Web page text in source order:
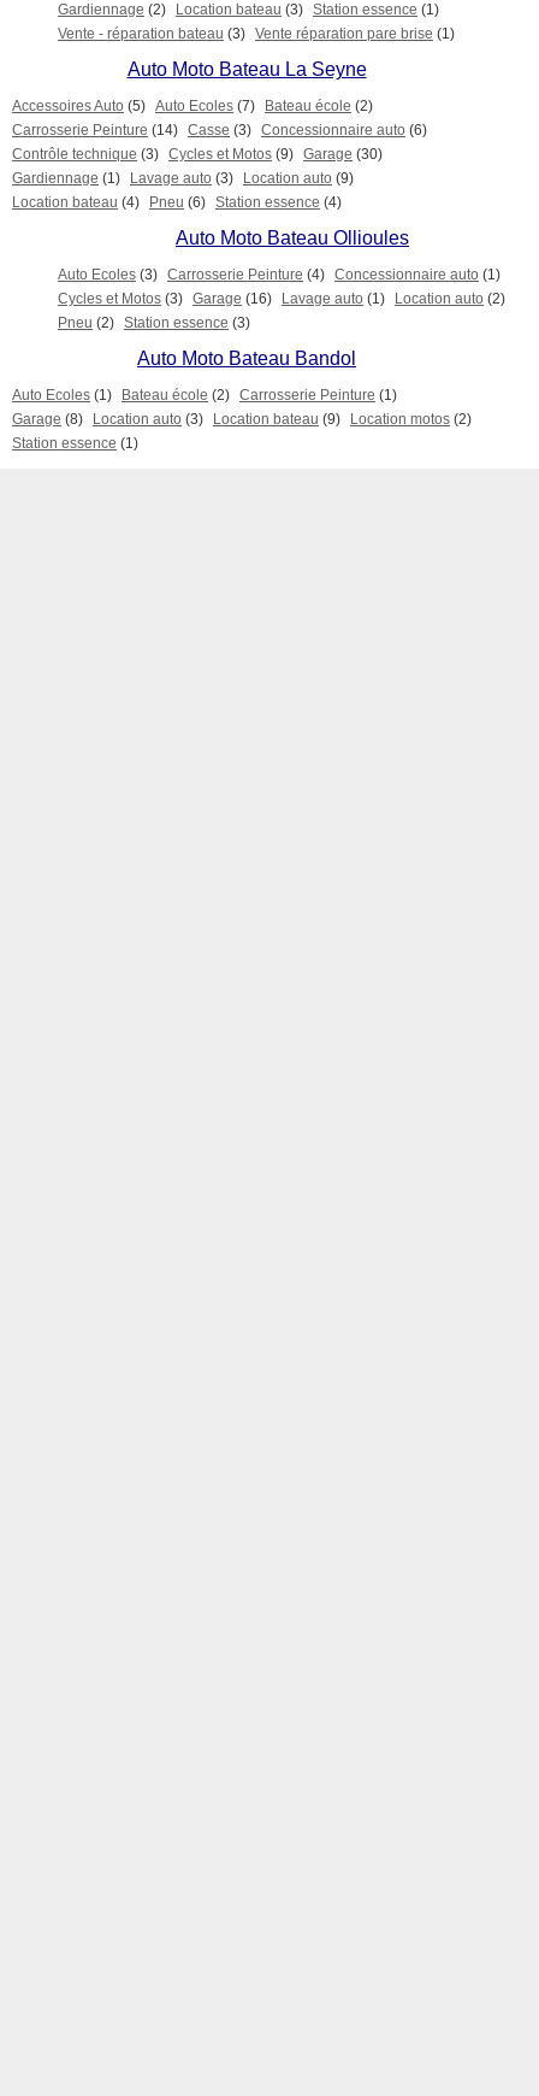
Gardiennage (2) Location bateau (3) Station essence (1)
Vente - réparation bateau (3) Vente réparation pare brise (1)
Auto Moto Bateau La Seyne
Accessoires Auto (5) Auto Ecoles (7) Bateau école (2)
Carrosserie Peinture (14) Casse (3) Concessionnaire auto (6)
Contrôle technique (3) Cycles et Motos (9) Garage (30)
Gardiennage (1) Lavage auto (3) Location auto (9)
Location bateau (4) Pneu (6) Station essence (4)
Auto Moto Bateau Ollioules
Auto Ecoles (3) Carrosserie Peinture (4) Concessionnaire auto (1)
Cycles et Motos (3) Garage (16) Lavage auto (1) Location auto (2)
Pneu (2) Station essence (3)
Auto Moto Bateau Bandol
Auto Ecoles (1) Bateau école (2) Carrosserie Peinture (1)
Garage (8) Location auto (3) Location bateau (9) Location motos (2)
Station essence (1)